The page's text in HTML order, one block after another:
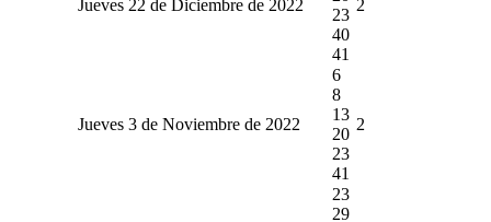
Jueves 22 de Diciembre de 2022
23
40
41
2
Jueves 3 de Noviembre de 2022
6
8
13
20
23
41
2
23
29